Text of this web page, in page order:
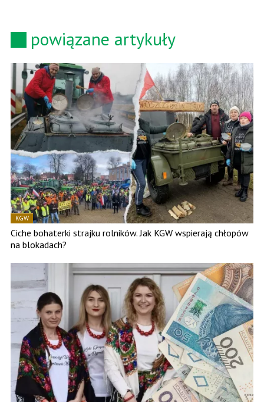
powiązane artykuły
KGW
Ciche bohaterki strajku rolników. Jak KGW wspierają chłopów
na blokadach?